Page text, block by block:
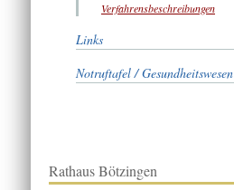
Verfahrensbeschreibungen
Links
Notruftafel / Gesundheitswesen
Rathaus Bötzingen